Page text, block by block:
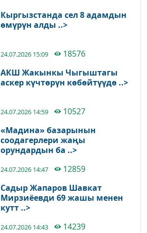
Кыргызстанда сел 8 адамдын
өмүрүн алды ..>
24.07.2026 15:09
18576
АКШ Жакынкы Чыгыштагы
аскер күчтөрүн көбөйтүүдө ..>
24.07.2026 14:59
10527
«Мадина» базарынын
соодагерлери жаңы
орундардын ба ..>
24.07.2026 14:47
12859
Садыр Жапаров Шавкат
Мирзиёевди 69 жашы менен
кутт ..>
24.07.2026 14:43
14239